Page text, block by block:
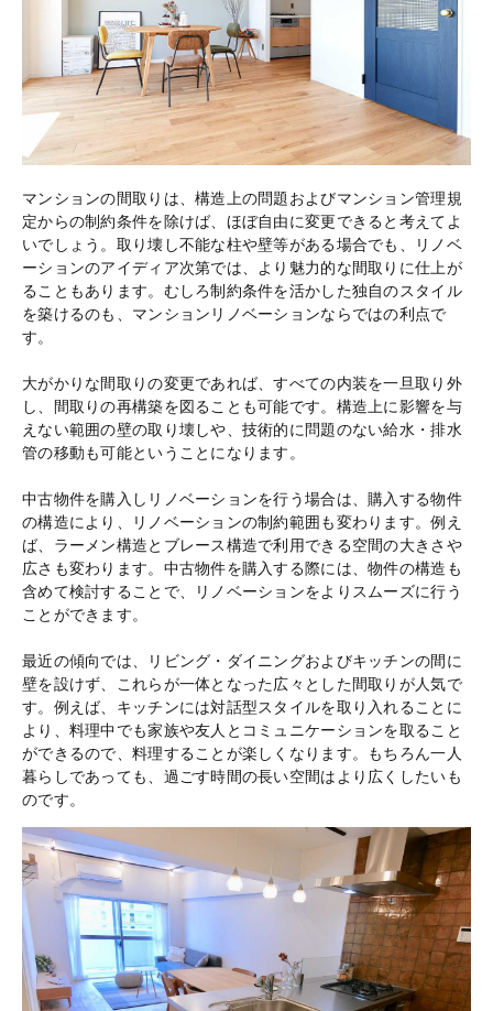
マンションの間取りは、構造上の問題およびマンション管理規
定からの制約条件を除けば、ほぼ自由に変更できると考えてよ
いでしょう。取り壊し不能な柱や壁等がある場合でも、リノベ
ーションのアイディア次第では、より魅力的な間取りに仕上が
ることもあります。むしろ制約条件を活かした独自のスタイル
を築けるのも、マンションリノベーションならではの利点で
す。
大がかりな間取りの変更であれば、すべての内装を一旦取り外
し、間取りの再構築を図ることも可能です。構造上に影響を与
えない範囲の壁の取り壊しや、技術的に問題のない給水・排水
管の移動も可能ということになります。
中古物件を購入しリノベーションを行う場合は、購入する物件
の構造により、リノベーションの制約範囲も変わります。例え
ば、ラーメン構造とブレース構造で利用できる空間の大きさや
広さも変わります。中古物件を購入する際には、物件の構造も
含めて検討することで、リノベーションをよりスムーズに行う
ことができます。
最近の傾向では、リビング・ダイニングおよびキッチンの間に
壁を設けず、これらが一体となった広々とした間取りが人気で
す。例えば、キッチンには対話型スタイルを取り入れることに
より、料理中でも家族や友人とコミュニケーションを取ること
ができるので、料理することが楽しくなります。もちろん一人
暮らしであっても、過ごす時間の長い空間はより広くしたいも
のです。